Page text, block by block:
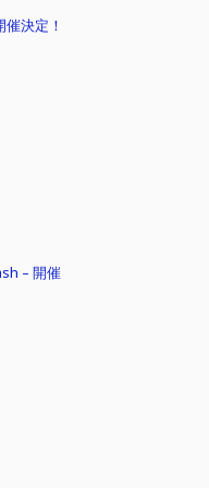
決定！
– 開催